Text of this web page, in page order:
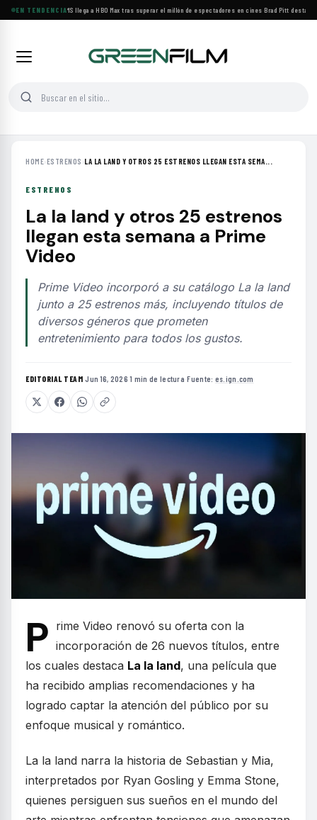
EN TENDENCIA
BACKROOMS llega a HBO Max tras superar el millón de espectadores en cines·Brad Pitt destaca
HOME›ESTRENOS ›LA LA LAND Y OTROS 25 ESTRENOS LLEGAN ESTA SEMA...
ESTRENOS
La la land y otros 25 estrenos
llegan esta semana a Prime
Video
Prime Video incorporó a su catálogo La la land
junto a 25 estrenos más, incluyendo títulos de
diversos géneros que prometen
entretenimiento para todos los gustos.
EDITORIAL TEAM·Jun 16, 2026·1 min de lectura·Fuente: es.ign.com
P rime Video renovó su oferta con la
incorporación de 26 nuevos títulos, entre
los cuales destaca La la land, una película que
ha recibido amplias recomendaciones y ha
logrado captar la atención del público por su
enfoque musical y romántico.
La la land narra la historia de Sebastian y Mia,
interpretados por Ryan Gosling y Emma Stone,
quienes persiguen sus sueños en el mundo del